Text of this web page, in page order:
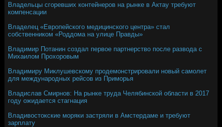
Владельцы сгоревших контейнеров на рынке в Актау требуют
компенсации
Владелец «Европейского медицинского центра» стал
собственником «Роддома на улице Правды»
Владимир Потанин создал первое партнерство после развода с
Михаилом Прохоровым
Владимиру Миклушевскому продемонстрировали новый самолет
для международных рейсов из Приморья
Владислав Смирнов: На рынке труда Челябинской области в 2017
году ожидается стагнация
Владивостокские моряки застряли в Амстердаме и требуют
зарплату